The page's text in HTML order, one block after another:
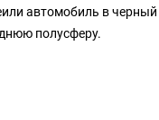
автомобиль в черный
полусферу.